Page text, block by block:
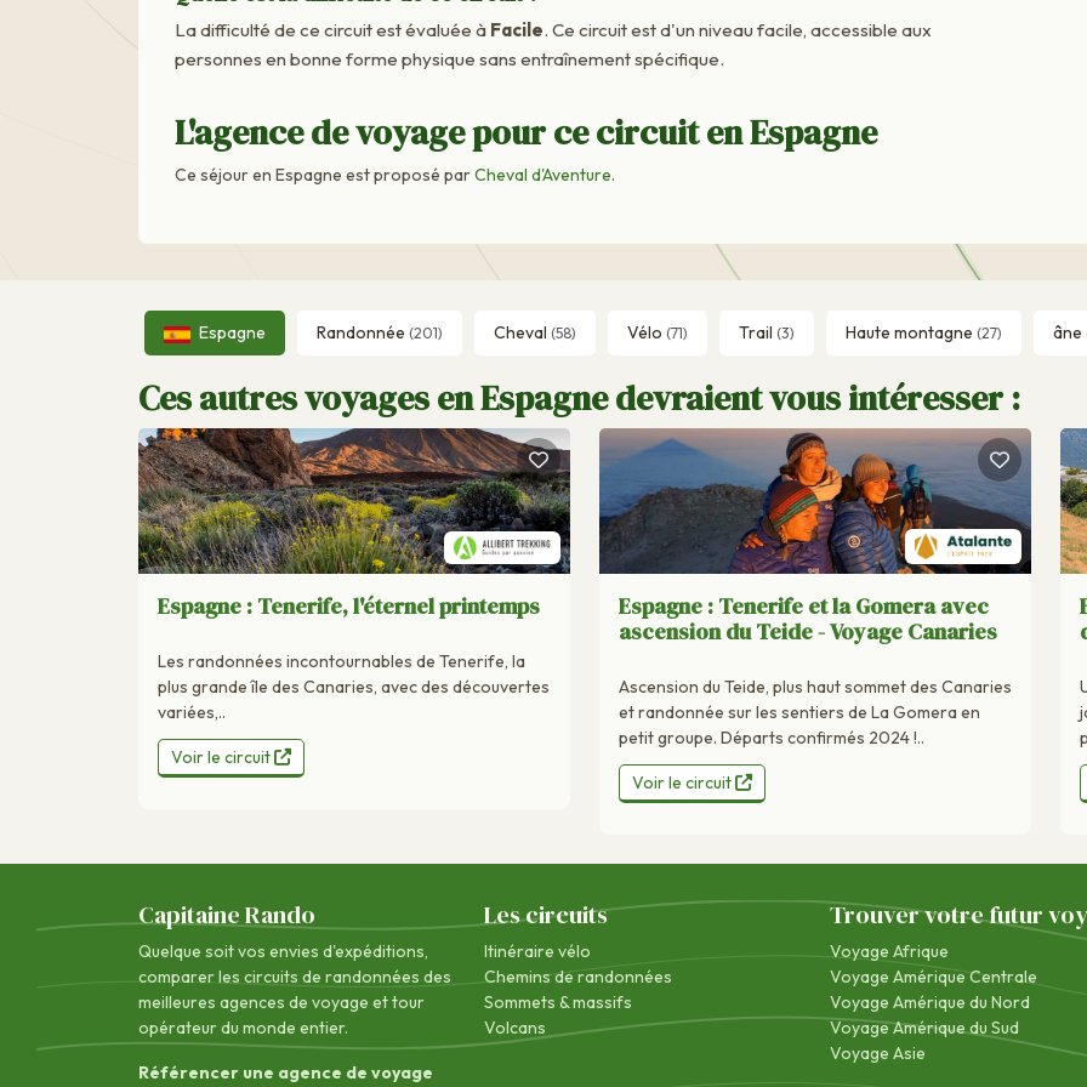
La difficulté de ce circuit est évaluée à Facile. Ce circuit est d'un niveau facile, accessible aux
personnes en bonne forme physique sans entraînement spécifique.
L'agence de voyage pour ce circuit en Espagne
Ce séjour en Espagne est proposé parCheval d'Aventure.
Espagne Randonnée (201) Cheval (58) Vélo (71) Trail (3) Haute montagne (27) âne
Ces autres voyages en Espagne devraient vous intéresser :
Espagne : Tenerife, l'éternel printemps
Les randonnées incontournables de Tenerife, la
plus grande île des Canaries, avec des découvertes
variées,..
Voir le circuit
Espagne : Tenerife et la Gomera avec
ascension du Teide - Voyage Canaries
Ascension du Teide, plus haut sommet des Canaries
et randonnée sur les sentiers de La Gomera en
petit groupe. Départs confirmés 2024 !..
Voir le circuit
Capitaine Rando
Quelque soit vos envies d'expéditions,
comparer les circuits de randonnées des
meilleures agences de voyage et tour
opérateur du monde entier.
Référencer une agence de voyage
Les circuits
Itinéraire vélo
Chemins de randonnées
Sommets & massifs
Volcans
Trouver votre futur
Voyage Afrique
Voyage Amérique Centrale
Voyage Amérique du Nord
Voyage Amérique du Sud
Voyage Asie